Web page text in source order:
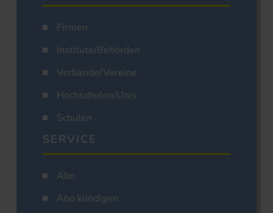
Firmen
Institute/Behörden
Verbände/Vereine
Hochschulen/Unis
Schulen
SERVICE
Abo
Abo kündigen